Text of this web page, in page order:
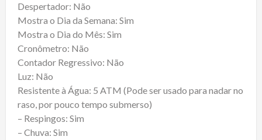
Despertador: Não
Mostra o Dia da Semana: Sim
Mostra o Dia do Mês: Sim
Cronômetro: Não
Contador Regressivo: Não
Luz: Não
Resistente à Água: 5 ATM (Pode ser usado para nadar no
raso, por pouco tempo submerso)
– Respingos: Sim
– Chuva: Sim